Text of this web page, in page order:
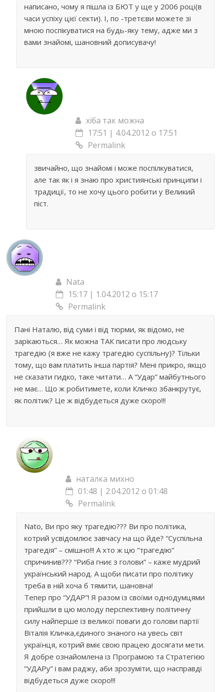
написано, чому я пішла із БЮТ у ще у 2006 році(в
часи успіху цієї секти). І, по -третє:ви можете зі
мною поспікуватися на будь-яку тему, адже ми з
вами знайомі, шановний дописувачу!
хіба так можна
17:51 | 4.04.2012 о 17:51
Permalink
звичайно, що знайомі і може поспілкуватися,
але так як і я знаю про християнські принципи і
традиції, то не хочу цього робити у Великий
піст.
Nata
15:17 | 1.04.2012 о 15:17
Permalink
Пані Наталю, від суми і від тюрми, як відомо, не
зарікаються… Як можна ТАК писати про людську
трагедію (я вже не кажу трагедію суспільну)? Тільки
тому, що вам платить інша партія? Мені прикро, якщо
не сказати гидко, таке читати… А “Удар” майбутнього
не має… Що ж робитимете, коли Кличко збанкрутує,
як політик? Це ж відбудеться дуже скоро!!!
наталка михно
01:48 | 2.04.2012 о 01:48
Permalink
Nato, Ви про яку трагедію??? Ви про політика,
котрий усвідомлює завчасу на що йде? “Суспільна
трагедія” – смішно!!! А хто ж цю “трагедію”
спричинив??? “Риба гниє з голови” – каже мудрий
український народ. А щоби писати про політику
треба в ній хоча б тямити, шановна!
Тепер про “УДАР”! Я разом із своїми однодумцями
прийшли в цю молоду перспективну політичну
силу найперше із великої поваги до голови партії
Віталія Кличка,єдиного знаного на увесь світ
українця, котрий вміє свою працею досягати мети.
Я добре ознайомлена із Програмою та Стратегією
“УДАРу” і вам раджу, аби зрозуміти, що насправді
відбудеться дуже скоро!!!